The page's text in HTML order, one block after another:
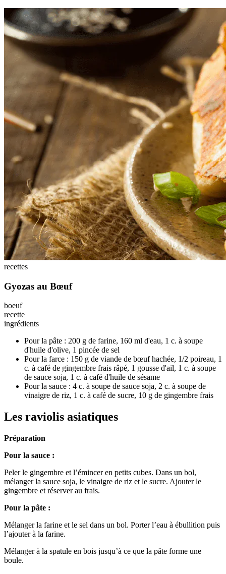
recettes
Gyozas au Bœuf
boeuf
recette
ingrédients
Pour la pâte : 200 g de farine, 160 ml d'eau, 1 c. à soupe
d'huile d'olive, 1 pincée de sel
Pour la farce : 150 g de viande de bœuf hachée, 1/2 poireau, 1
c. à café de gingembre frais râpé, 1 gousse d'ail, 1 c. à soupe
de sauce soja, 1 c. à café d'huile de sésame
Pour la sauce : 4 c. à soupe de sauce soja, 2 c. à soupe de
vinaigre de riz, 1 c. à café de sucre, 10 g de gingembre frais
Les raviolis asiatiques
Préparation
Pour la sauce :
Peler le gingembre et l’émincer en petits cubes. Dans un bol,
mélanger la sauce soja, le vinaigre de riz et le sucre. Ajouter le
gingembre et réserver au frais.
Pour la pâte :
Mélanger la farine et le sel dans un bol. Porter l’eau à ébullition puis
l’ajouter à la farine.
Mélanger à la spatule en bois jusqu’à ce que la pâte forme une
boule.